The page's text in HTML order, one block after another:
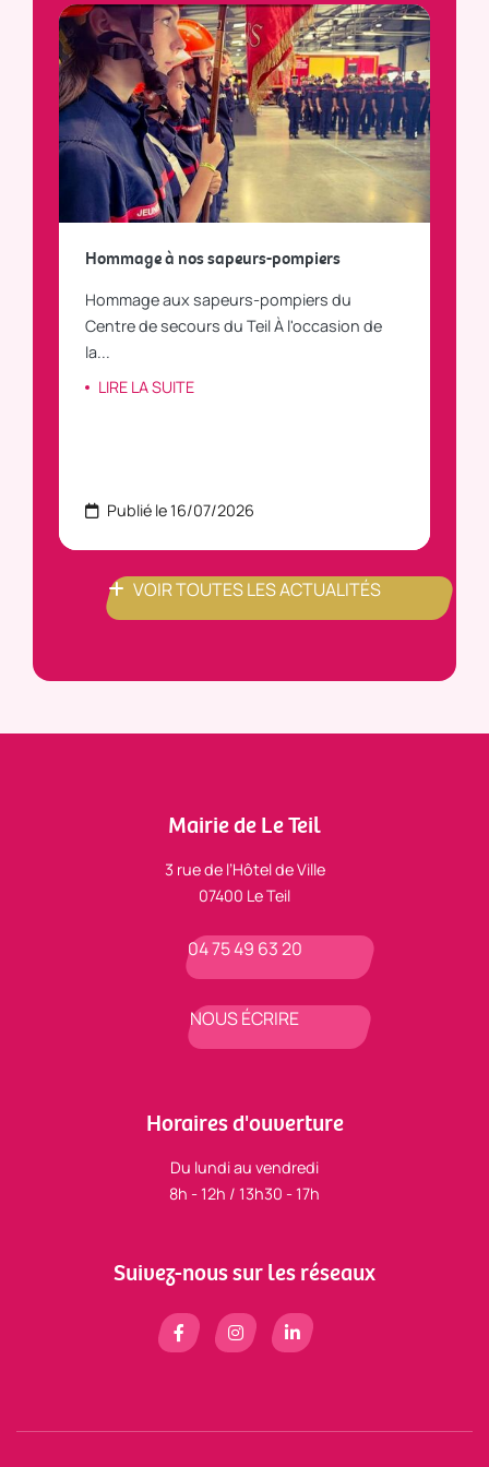
Hommage à nos sapeurs-pompiers
Hommage aux sapeurs-pompiers du
Centre de secours du Teil À l'occasion de
la...
LIRE LA SUITE
Publié le 16/07/2026
VOIR TOUTES LES ACTUALITÉS
Mairie de Le Teil
3 rue de l’Hôtel de Ville
07400 Le Teil
04 75 49 63 20
NOUS ÉCRIRE
Horaires d'ouverture
Du lundi au vendredi
8h - 12h / 13h30 - 17h
Suivez-nous sur les réseaux